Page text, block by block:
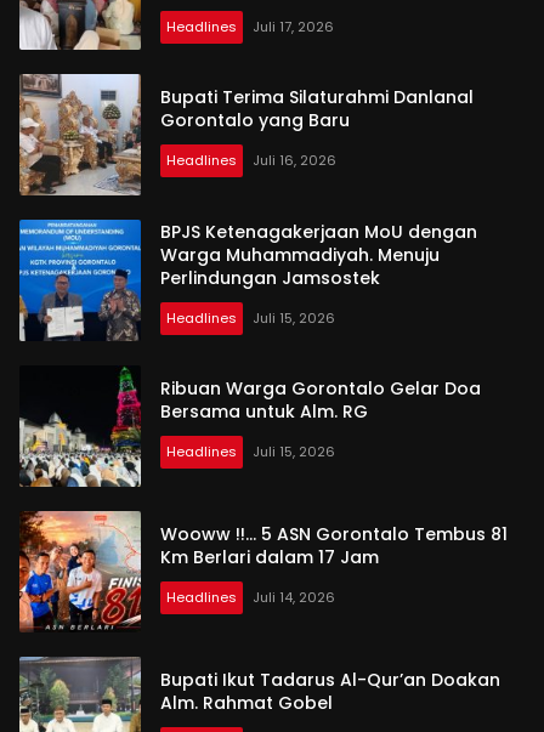
Headlines Juli 17, 2026
Bupati Terima Silaturahmi Danlanal
Gorontalo yang Baru
Headlines Juli 16, 2026
BPJS Ketenagakerjaan MoU dengan
Warga Muhammadiyah. Menuju
Perlindungan Jamsostek
Headlines Juli 15, 2026
Ribuan Warga Gorontalo Gelar Doa
Bersama untuk Alm. RG
Headlines Juli 15, 2026
Wooww !!… 5 ASN Gorontalo Tembus 81
Km Berlari dalam 17 Jam
Headlines Juli 14, 2026
Bupati Ikut Tadarus Al-Qur’an Doakan
Alm. Rahmat Gobel